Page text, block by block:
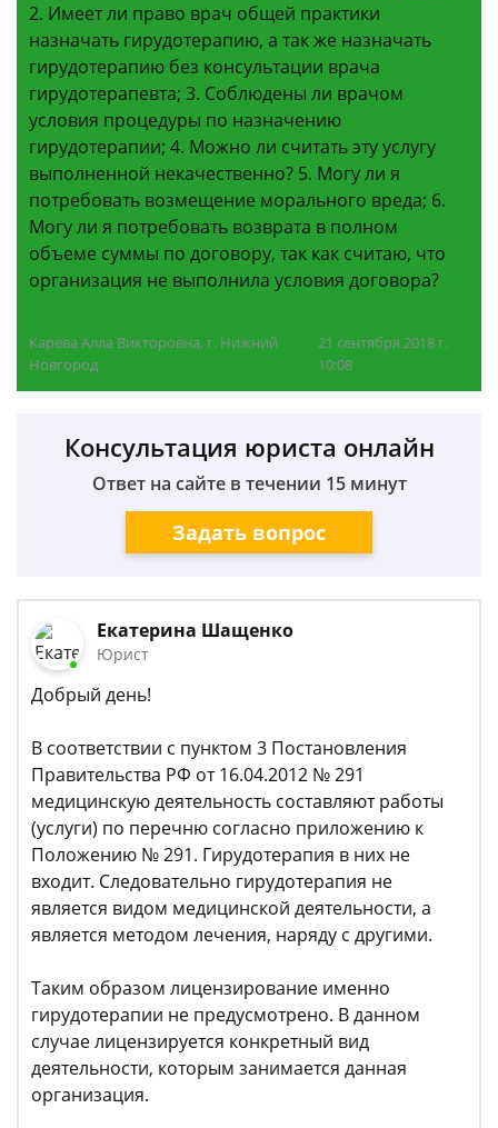
2. Имеет ли право врач общей практики
назначать гирудотерапию, а так же назначать
гирудотерапию без консультации врача
гирудотерапевта; 3. Соблюдены ли врачом
условия процедуры по назначению
гирудотерапии; 4. Можно ли считать эту услугу
выполненной некачественно? 5. Могу ли я
потребовать возмещение морального вреда; 6.
Могу ли я потребовать возврата в полном
объеме суммы по договору, так как считаю, что
организация не выполнила условия договора?
Карева Алла Викторовна, г. Нижний
Новгород
21 сентября 2018 г.
10:08
Консультация юриста онлайн
Ответ на сайте в течении 15 минут
Задать вопрос
Екатерина Шащенко
Юрист
Добрый день!
В соответствии с пунктом 3 Постановления
Правительства РФ от 16.04.2012 № 291
медицинскую деятельность составляют работы
(услуги) по перечню согласно приложению к
Положению № 291. Гирудотерапия в них не
входит. Следовательно гирудотерапия не
является видом медицинской деятельности, а
является методом лечения, наряду с другими.
Таким образом лицензирование именно
гирудотерапии не предусмотрено. В данном
случае лицензируется конкретный вид
деятельности, которым занимается данная
организация.